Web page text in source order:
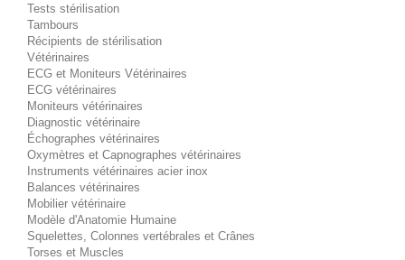
Tests stérilisation
Tambours
Récipients de stérilisation
Vétérinaires
ECG et Moniteurs Vétérinaires
ECG vétérinaires
Moniteurs vétérinaires
Diagnostic vétérinaire
Échographes vétérinaires
Oxymètres et Capnographes vétérinaires
Instruments vétérinaires acier inox
Balances vétérinaires
Mobilier vétérinaire
Modèle d'Anatomie Humaine
Squelettes, Colonnes vertébrales et Crânes
Torses et Muscles